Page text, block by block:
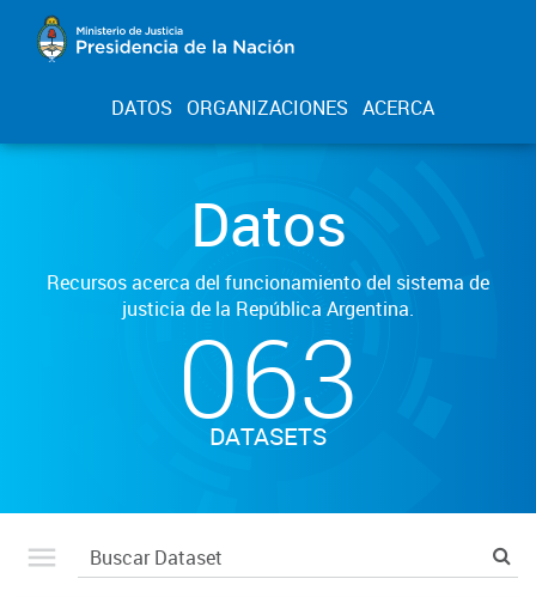
DATOS ORGANIZACIONES ACERCA
Datos
Recursos acerca del funcionamiento del sistema de
justicia de la República Argentina.
063
DATASETS